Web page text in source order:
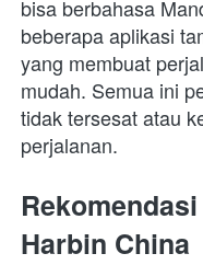
bisa berbahasa
beberapa aplikasi
yang membuat
mudah. Semua ini
tidak tersesat atau
perjalanan.
Harbin China